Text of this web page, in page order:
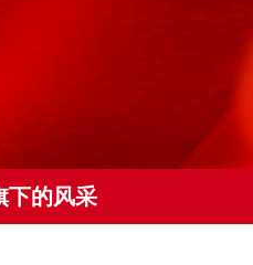
下的风采